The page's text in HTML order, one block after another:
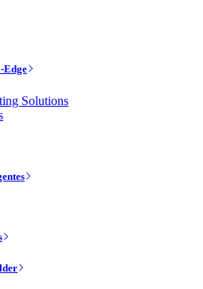
Edge
Solutions